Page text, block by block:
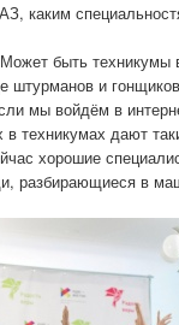
каким
быть
и
мы войдём в
дают
хорошие
разбирающиеся в